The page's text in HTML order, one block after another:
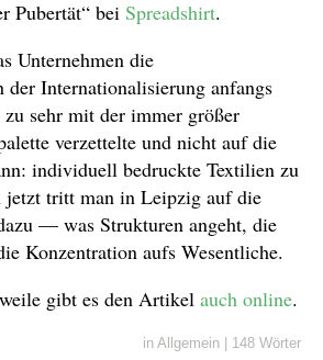
Pubertät“ bei Spreadshirt.
Unternehmen die
der Internationalisierung anfangs
zu sehr mit der immer größer
verzettelte und nicht auf die
individuell bedruckte Textilien zu
jetzt tritt man in Leipzig auf die
— was Strukturen angeht, die
Konzentration aufs Wesentliche.
gibt es den Artikel auch online.
in Allgemein 148 Wörter